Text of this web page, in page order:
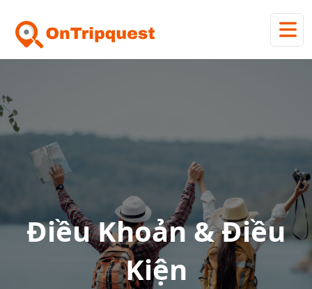
Điều Khoản & Điều
Kiện